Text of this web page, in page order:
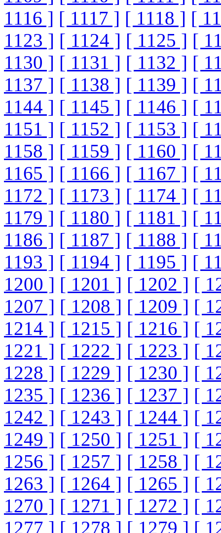
1116 ] [ 1117 ] [ 1118 ] [
1123 ] [ 1124 ] [ 1125 ] [
1130 ] [ 1131 ] [ 1132 ] [
1137 ] [ 1138 ] [ 1139 ] [
1144 ] [ 1145 ] [ 1146 ] [
1151 ] [ 1152 ] [ 1153 ] [
1158 ] [ 1159 ] [ 1160 ] [
1165 ] [ 1166 ] [ 1167 ] [
1172 ] [ 1173 ] [ 1174 ] [
1179 ] [ 1180 ] [ 1181 ] [
1186 ] [ 1187 ] [ 1188 ] [
1193 ] [ 1194 ] [ 1195 ] [
1200 ] [ 1201 ] [ 1202 ] [
1207 ] [ 1208 ] [ 1209 ] [
1214 ] [ 1215 ] [ 1216 ] [
1221 ] [ 1222 ] [ 1223 ] [
1228 ] [ 1229 ] [ 1230 ] [
1235 ] [ 1236 ] [ 1237 ] [
1242 ] [ 1243 ] [ 1244 ] [
1249 ] [ 1250 ] [ 1251 ] [
1256 ] [ 1257 ] [ 1258 ] [
1263 ] [ 1264 ] [ 1265 ] [
1270 ] [ 1271 ] [ 1272 ] [
1277 ] [ 1278 ] [ 1279 ] [